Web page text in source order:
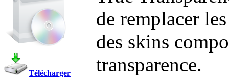
Télécharger
de remplacer
des skins
transparence.